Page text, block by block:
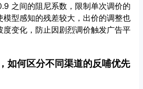
之间的阻尼系数，限制单次调价的
模型感知的残差较大，出价的调整也
度变化，防止因剧烈调价触发广告平
如何区分不同渠道的反哺优先